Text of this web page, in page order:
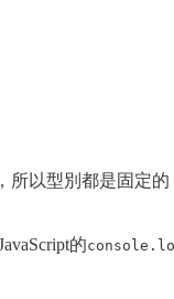
以型別都是固定
的